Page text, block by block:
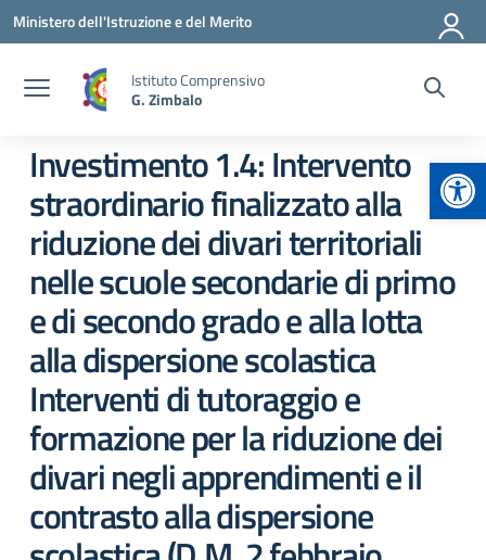
Vai ai contenuti
Vai al menu di navigazione
Vai al footer
Ministero dell'Istruzione e del Merito
Istituto Comprensivo
G. Zimbalo
Investimento 1.4: Intervento
straordinario finalizzato alla
riduzione dei divari territoriali
nelle scuole secondarie di primo
e di secondo grado e alla lotta
alla dispersione scolastica
Interventi di tutoraggio e
formazione per la riduzione dei
divari negli apprendimenti e il
contrasto alla dispersione